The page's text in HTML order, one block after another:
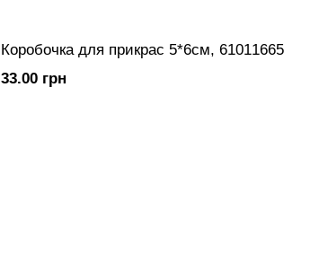
Коробочка для прикрас 5*6см, 61011665
33.00 грн